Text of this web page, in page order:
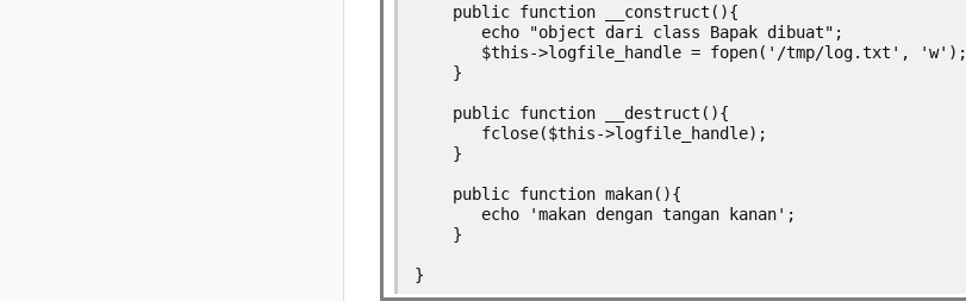
    public function __construct(){
       echo "object dari class Bapak dibuat";
       $this->logfile_handle = fopen('/tmp/log.txt', 'w');
    }
    public function __destruct(){
       fclose($this->logfile_handle);
    }
    public function makan(){
       echo 'makan dengan tangan kanan';
    }
}